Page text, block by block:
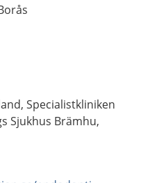
Specialistkliniken
Sjukhus Brämhu,